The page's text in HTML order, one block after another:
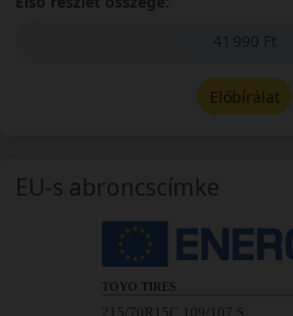
41 990 Ft
Előbírálat
EU-s abroncscímke